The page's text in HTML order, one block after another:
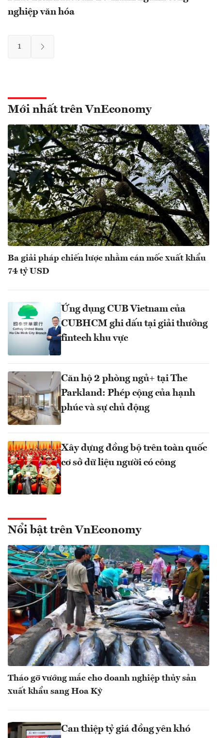
nghiệp văn hóa
1
Mới nhất trên VnEconomy
Ba giải pháp chiến lược nhằm cán mốc xuất khẩu
74 tỷ USD
Ứng dụng CUB Vietnam của
CUBHCM ghi dấu tại giải thưởng
fintech khu vực
Căn hộ 2 phòng ngủ+ tại The
Parkland: Phép cộng của hạnh
phúc và sự chủ động
Xây dựng đồng bộ trên toàn quốc
cơ sở dữ liệu người có công
Nổi bật trên VnEconomy
Tháo gỡ vướng mắc cho doanh nghiệp thủy sản
xuất khẩu sang Hoa Kỳ
Can thiệp tỷ giá đồng yên khó